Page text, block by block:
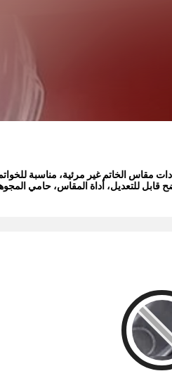
مقاس الخاتم غير مرئية، مناسبة
للتعديل، أداة المقاس، حامي